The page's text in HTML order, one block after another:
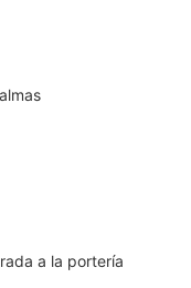
a la portería